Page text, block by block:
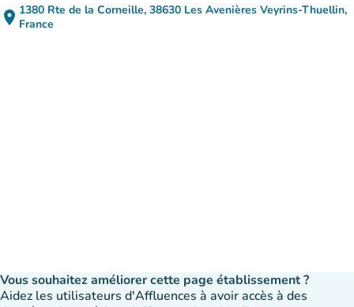
place 1380 Rte de la Corneille, 38630 Les Avenières Veyrins-Thuellin,
France
Vous souhaitez améliorer cette page établissement ?
Aidez les utilisateurs d'Affluences à avoir accès à des